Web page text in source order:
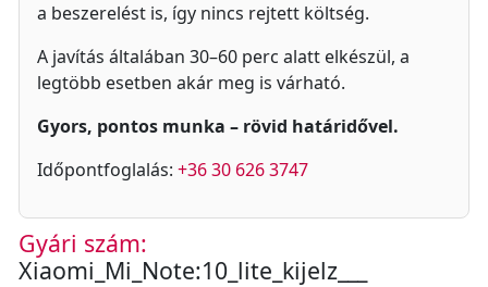
a beszerelést is, így nincs rejtett költség.
A javítás általában 30–60 perc alatt elkészül, a
legtöbb esetben akár meg is várható.
Gyors, pontos munka – rövid határidővel.
Időpontfoglalás: +36 30 626 3747
Gyári szám:
Xiaomi_Mi_Note:10_lite_kijelz___